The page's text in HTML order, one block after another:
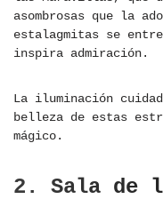
asombrosas que la
estalagmitas se
inspira admiración.
La iluminación
belleza de estas
mágico.
2. Sala de